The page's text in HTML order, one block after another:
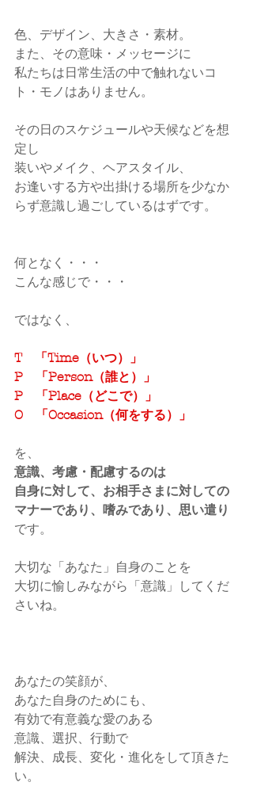
色、デザイン、大きさ・素材。
また、その意味・メッセージに
私たちは日常生活の中で触れないコ
ト・モノはありません。
その日のスケジュールや天候などを想
定し
装いやメイク、ヘアスタイル、
お逢いする方や出掛ける場所を少なか
らず意識し過ごしているはずです。
何となく・・・
こんな感じで・・・
ではなく、
T　「Time（いつ）」
P　「Person（誰と）」
P　「Place（どこで）」
O　「Occasion（何をする）」
を、
意識、考慮・配慮するのは
自身に対して、お相手さまに対しての
マナーであり、嗜みであり、思い遣り
です。
大切な「あなた」自身のことを
大切に愉しみながら「意識」してくだ
さいね。
あなたの笑顔が、
あなた自身のためにも、
有効で有意義な愛のある
意識、選択、行動で
解決、成長、変化・進化をして頂きた
い。